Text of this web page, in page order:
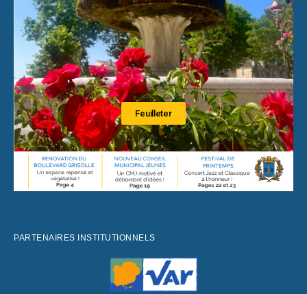
Feuilleter
PARTENAIRES INSTITUTIONNELS